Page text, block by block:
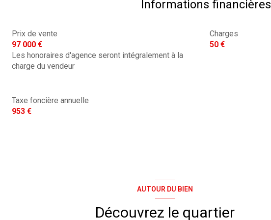
Informations financières
Prix de vente
97 000 €
Les honoraires d'agence seront intégralement à la
charge du vendeur
Charges
50 €
Taxe foncière annuelle
953 €
AUTOUR DU BIEN
Découvrez le quartier